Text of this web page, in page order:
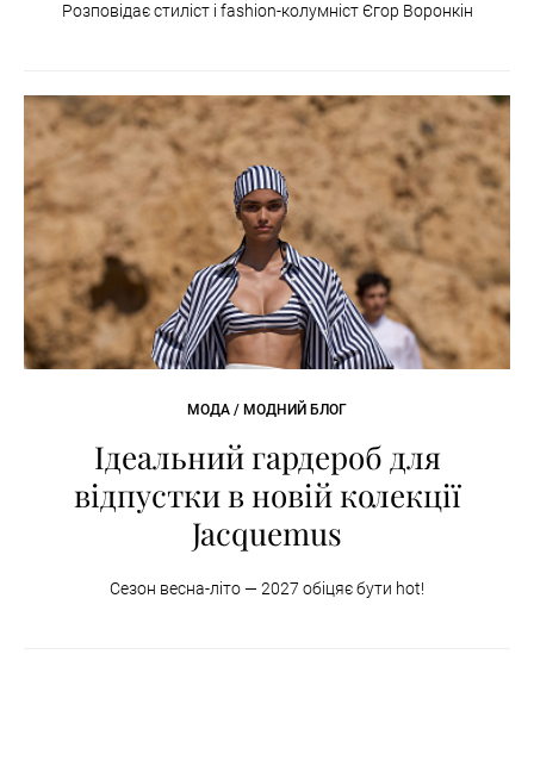
Розповідає стиліст і fashion-колумніст Єгор Воронкін
МОДА / МОДНИЙ БЛОГ
Ідеальний гардероб для
відпустки в новій колекції
Jacquemus
Сезон весна-літо — 2027 обіцяє бути hot!